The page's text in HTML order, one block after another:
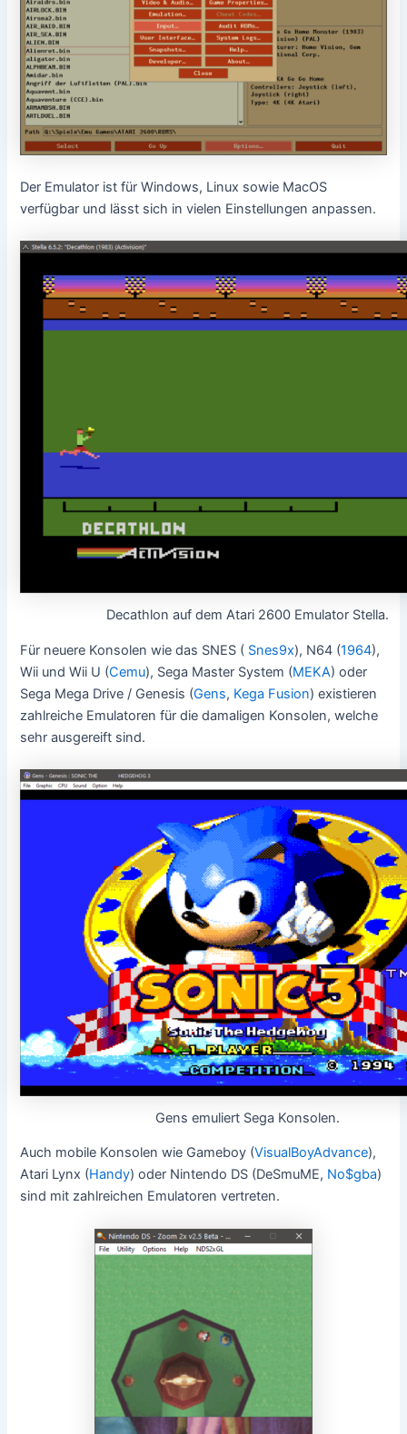
Der Emulator ist für Windows, Linux sowie MacOS
verfügbar und lässt sich in vielen Einstellungen anpassen.
Decathlon auf dem Atari 2600 Emulator Stella.
Für neuere Konsolen wie das SNES ( Snes9x), N64 (1964),
Wii und Wii U (Cemu), Sega Master System (MEKA) oder
Sega Mega Drive / Genesis (Gens, Kega Fusion) existieren
zahlreiche Emulatoren für die damaligen Konsolen, welche
sehr ausgereift sind.
Gens emuliert Sega Konsolen.
Auch mobile Konsolen wie Gameboy (VisualBoyAdvance),
Atari Lynx (Handy) oder Nintendo DS (DeSmuME, No$gba)
sind mit zahlreichen Emulatoren vertreten.